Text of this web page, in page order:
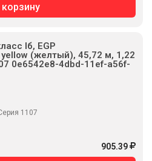
корзину
Iб, EGP
(желтый), 45,72 м, 1,22
0e6542e8-4dbd-11ef-a56f-
1107
905.39